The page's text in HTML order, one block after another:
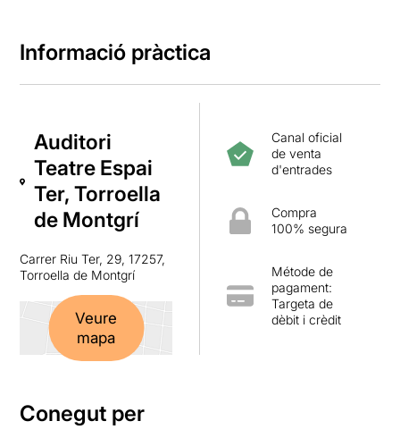
Informació pràctica
Auditori
Teatre Espai
Ter, Torroella
de Montgrí
Carrer Riu Ter, 29, 17257,
Torroella de Montgrí
Veure
mapa
Canal oficial
de venta
d'entrades
Compra
100% segura
Métode de
pagament:
Targeta de
dèbit i crèdit
Conegut per